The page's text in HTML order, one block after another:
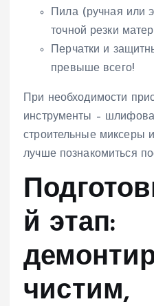
Пила (ручная или
точной резки
Перчатки и
превыше всего!
При необходимости
инструменты –
строительные миксеры
лучше познакомиться
й этап:
чистим,